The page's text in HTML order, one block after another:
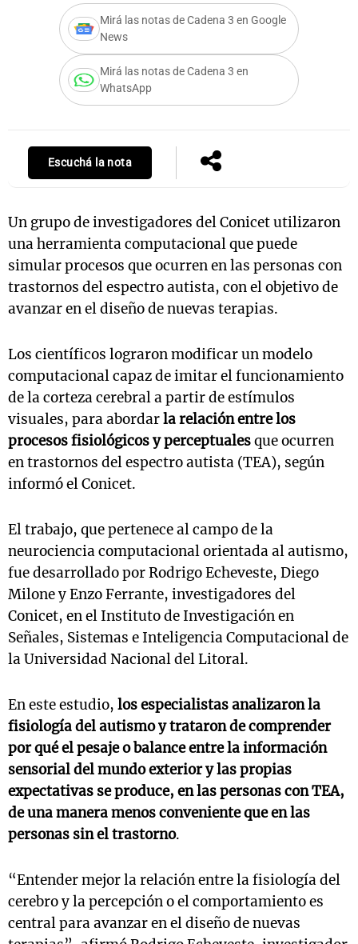
Mirá las notas de Cadena 3 en Google
News
Mirá las notas de Cadena 3 en
WhatsApp
Escuchá la nota
Un grupo de investigadores del Conicet utilizaron
una herramienta computacional que puede
simular procesos que ocurren en las personas con
trastornos del espectro autista, con el objetivo de
avanzar en el diseño de nuevas terapias.
Los científicos lograron modificar un modelo
computacional capaz de imitar el funcionamiento
de la corteza cerebral a partir de estímulos
visuales, para abordarla relación entre los
procesos fisiológicos y perceptualesque ocurren
en trastornos del espectro autista (TEA), según
informó el Conicet.
El trabajo, que pertenece al campo de la
neurociencia computacional orientada al autismo,
fue desarrollado por Rodrigo Echeveste, Diego
Milone y Enzo Ferrante, investigadores del
Conicet, en el Instituto de Investigación en
Señales, Sistemas e Inteligencia Computacional de
la Universidad Nacional del Litoral.
En este estudio, los especialistas analizaron la
fisiología del autismo y trataron de comprender
por qué el pesaje o balance entre la información
sensorial del mundo exterior y las propias
expectativas se produce, en las personas con TEA,
de una manera menos conveniente que en las
personas sin el trastorno.
“Entender mejor la relación entre la fisiología del
cerebro y la percepción o el comportamiento es
central para avanzar en el diseño de nuevas